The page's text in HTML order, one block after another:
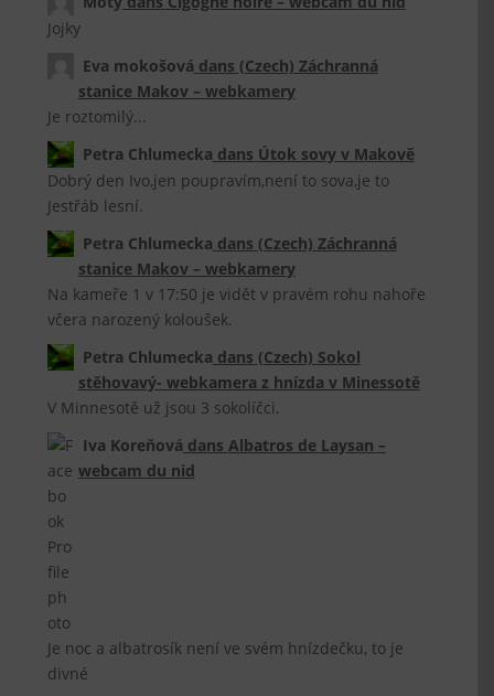
Jojky
Eva mokošová dans (Czech) Záchranná
stanice Makov – webkamery
Je roztomilý...
Petra Chlumecka dans Útok sovy v Makově
Dobrý den Ivo,jen poupravím,není to sova,je to
Jestřáb lesní.
Petra Chlumecka dans (Czech) Záchranná
stanice Makov – webkamery
Na kameře 1 v 17:50 je vidět v pravém rohu nahoře
včera narozený koloušek.
Petra Chlumecka dans (Czech) Sokol
stěhovavý- webkamera z hnízda v Minessotě
V Minnesotě už jsou 3 sokolíčci.
Iva Koreňová dans Albatros de Laysan –
webcam du nid
Je noc a albatrosík není ve svém hnízdečku, to je
divné